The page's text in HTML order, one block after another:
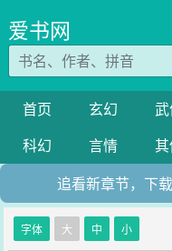
爱书网
首页 玄幻
科幻
言情
追看新章节，下
字体 大 中 小